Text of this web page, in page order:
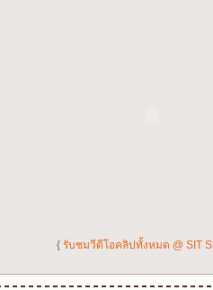
{ รับชมวีดีโอคลิปทั้งหมด @ SIT